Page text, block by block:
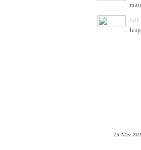
Silk
15 Mei